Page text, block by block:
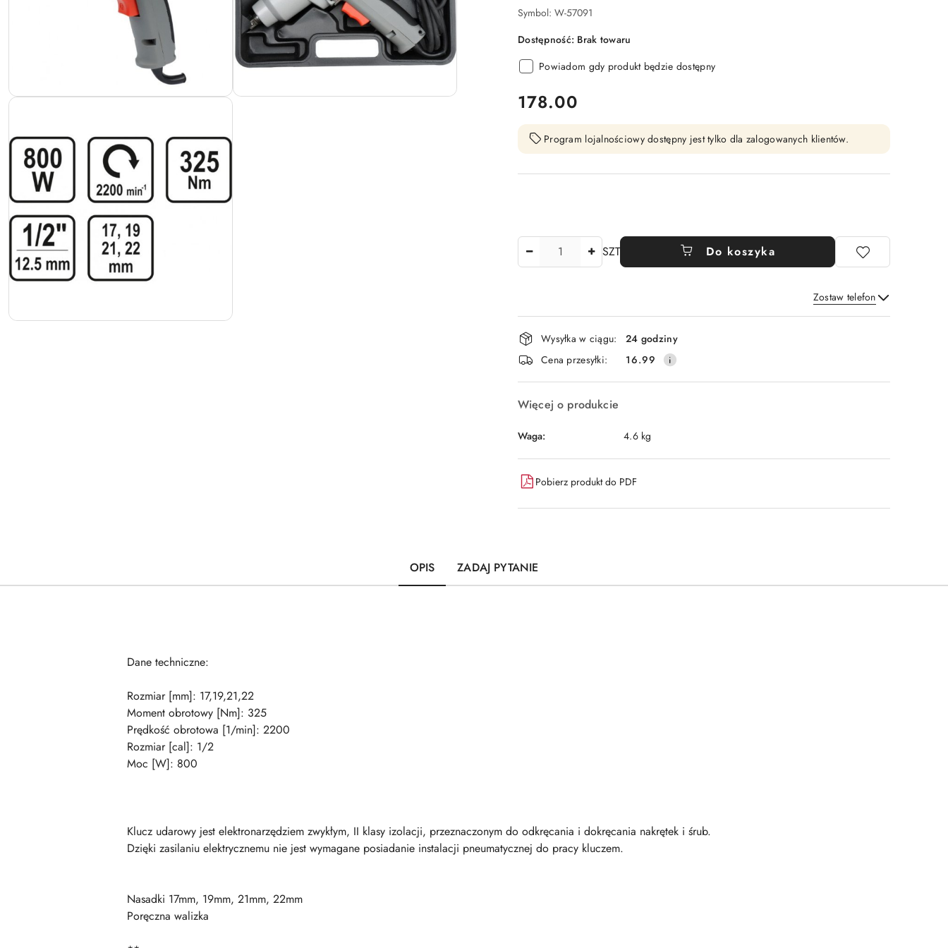
Symbol: W-57091
Dostępność: Brak towaru
Powiadom gdy produkt będzie dostępny
cena:
178.00
Program lojalnościowy dostępny jest tylko dla zalogowanych klientów.
SZT Do koszyka
Zostaw telefon
Wyślij
Dostępność
i
dostawa
Wysyłka w ciągu:
24 godziny
Cena przesyłki:
16.99
Więcej o produkcie
Waga: 4.6 kg
Pobierz produkt do PDF
OPIS ZADAJ PYTANIE
Dane techniczne:
Rozmiar [mm]: 17,19,21,22
Moment obrotowy [Nm]: 325
Prędkość obrotowa [1/min]: 2200
Rozmiar [cal]: 1/2
Moc [W]: 800
Klucz udarowy jest elektronarzędziem zwykłym, II klasy izolacji, przeznaczonym do odkręcania i dokręcania nakrętek i śrub.
Dzięki zasilaniu elektrycznemu nie jest wymagane posiadanie instalacji pneumatycznej do pracy kluczem.
Nasadki 17mm, 19mm, 21mm, 22mm
Poręczna walizka